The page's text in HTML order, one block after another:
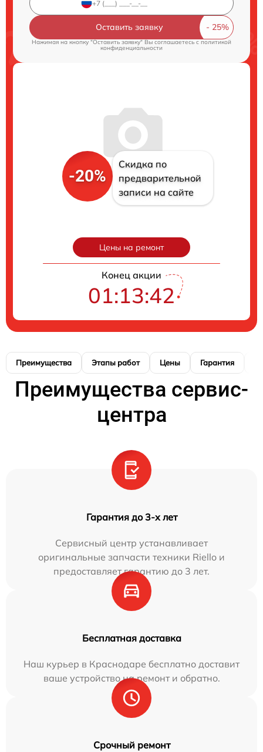
Оставить заявку
Нажимая на кнопку "Оставить заявку" Вы соглашаетесь c политикой
конфиденциальности
-20%
Скидка по
предварительной
записи на сайте
Цены на ремонт
Конец акции
01:13:41
Преимущества Этапы работ Цены Гарантия
Преимущества сервис-
центра
Гарантия до 3-х лет
Сервисный центр устанавливает
оригинальные запчасти техники Riello и
предоставляет гарантию до 3 лет.
Бесплатная доставка
Наш курьер в Краснодаре бесплатно доставит
ваше устройство на ремонт и обратно.
Срочный ремонт